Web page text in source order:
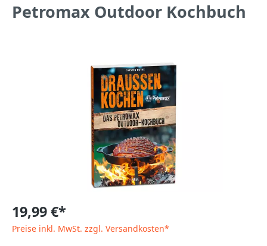
Petromax Outdoor Kochbuch
19,99 €*
Preise inkl. MwSt. zzgl. Versandkosten*